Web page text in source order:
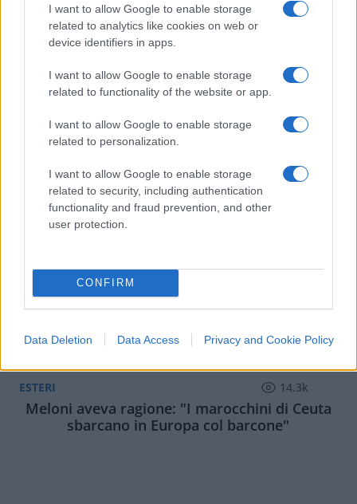
I want to allow Google to enable storage
related to analytics like cookies on web or
device identifiers in apps.
I want to allow Google to enable storage
related to functionality of the website or app.
I want to allow Google to enable storage
related to personalization.
I want to allow Google to enable storage
related to security, including authentication
functionality and fraud prevention, and other
user protection.
CONFIRM
Data Deletion Data Access Privacy and Cookie Policy
diEnzo Reale
27 Gennaio 2020, 4:13
ESTERI 14.3k
Meloni aveva ragione: "I marocchini di Ceuta
sbarcano in Europa col barcone"